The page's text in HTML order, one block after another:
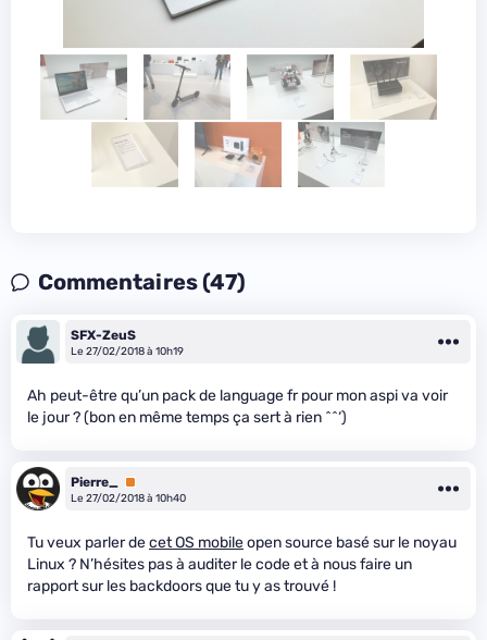
Commentaires (47)
SFX-ZeuS
Le 27/02/2018 à 10h19
Ah peut-être qu’un pack de language fr pour mon aspi va voir
le jour ? (bon en même temps ça sert à rien ^^‘)
Pierre_
Premium
Le 27/02/2018 à 10h40
Tu veux parler decet OS mobileopen source basé sur le noyau
Linux ? N’hésites pas à auditer le code et à nous faire un
rapport sur les backdoors que tu y as trouvé !